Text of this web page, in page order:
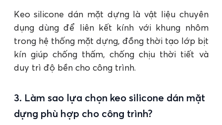
Keo silicone dán mặt dựng là vật liệu chuyên
dụng dùng để liên kết kính với khung nhôm
trong hệ thống mặt dựng, đồng thời tạo lớp bịt
kín giúp chống thấm, chống chịu thời tiết và
duy trì độ bền cho công trình.
3. Làm sao lựa chọn keo silicone dán mặt
dựng phù hợp cho công trình?